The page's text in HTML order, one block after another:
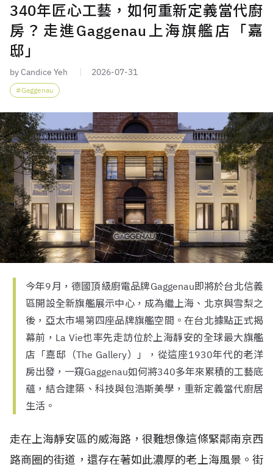
340年匠心工藝，如何重新定義當代廚
房？走進Gaggenau上海旗艦店「嘉
邸」
by Candice Yeh 2026-07-31
Gaggenau
今年9月，德國頂級廚電品牌Gaggenau即將於台北信義
區開設全新旗艦展示中心，成為繼上海、北京與雪梨之
後，亞太市場第四座品牌旗艦空間。在台北據點正式揭
幕前，La Vie也率先走訪位於上海靜安的全球最大旗艦
店「嘉邸（The Gallery）」，從這座1930年代的老洋
房出發，一窺Gaggenau如何將340多年來累積的工藝底
蘊，結合建築、科技與包浩斯美學，重新定義當代廚居
生活。
走在上海靜安區的威海路，很難想像這條緊鄰南京西
路商圈的街道，還存在著如此濃厚的老上海風景。街